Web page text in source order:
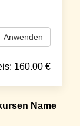
Anwenden
160.00 €
Name